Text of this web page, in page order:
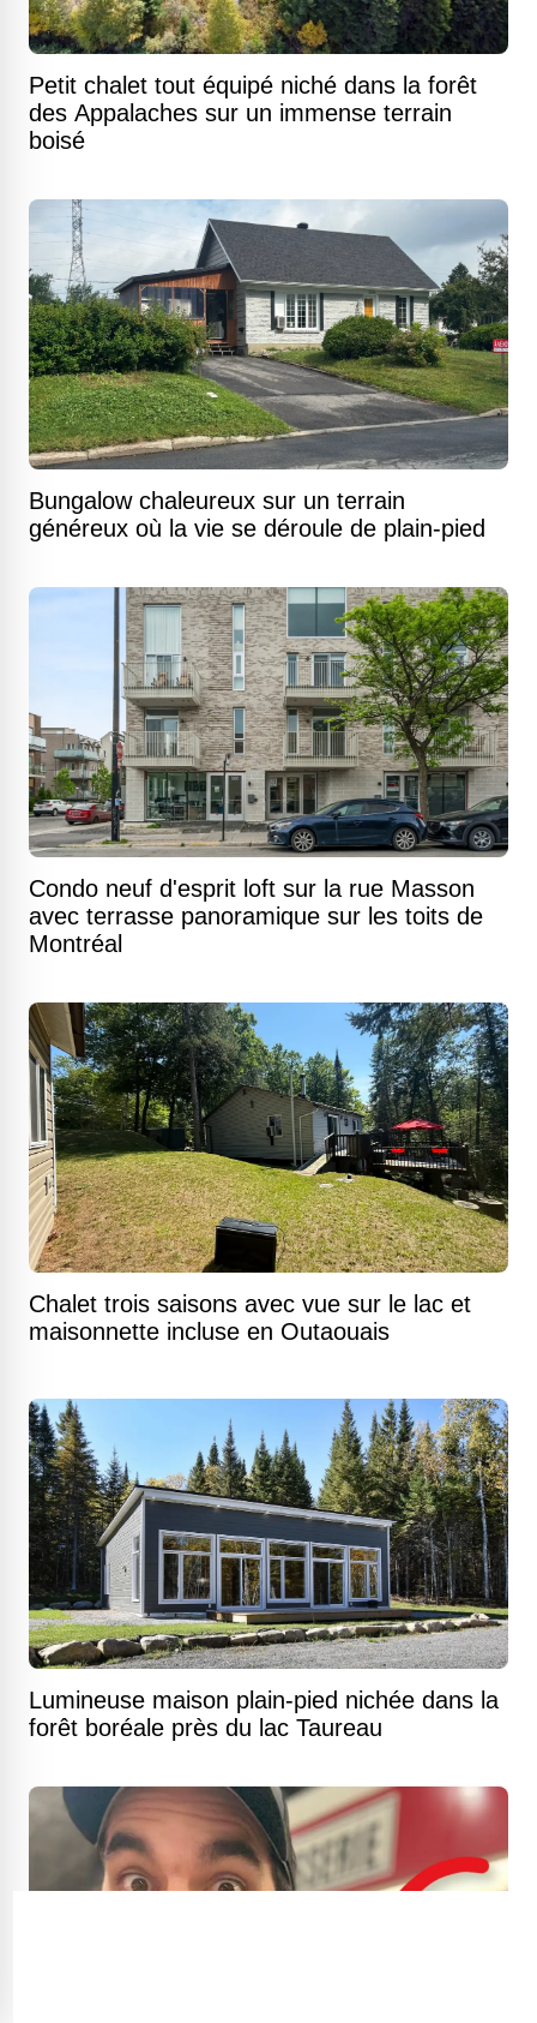
Petit chalet tout équipé niché dans la forêt
des Appalaches sur un immense terrain
boisé
Bungalow chaleureux sur un terrain
généreux où la vie se déroule de plain-pied
Condo neuf d'esprit loft sur la rue Masson
avec terrasse panoramique sur les toits de
Montréal
Chalet trois saisons avec vue sur le lac et
maisonnette incluse en Outaouais
Lumineuse maison plain-pied nichée dans la
forêt boréale près du lac Taureau